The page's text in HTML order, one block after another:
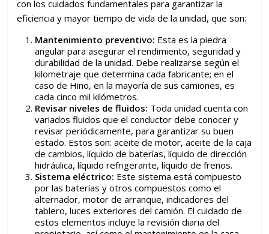
con los cuidados fundamentales para garantizar la
eficiencia y mayor tiempo de vida de la unidad, que son:
Mantenimiento preventivo: Esta es la piedra
angular para asegurar el rendimiento, seguridad y
durabilidad de la unidad. Debe realizarse según el
kilometraje que determina cada fabricante; en el
caso de Hino, en la mayoría de sus camiones, es
cada cinco mil kilómetros.
Revisar niveles de fluidos: Toda unidad cuenta con
variados fluidos que el conductor debe conocer y
revisar periódicamente, para garantizar su buen
estado. Estos son: aceite de motor, aceite de la caja
de cambios, líquido de baterías, líquido de dirección
hidráulica, líquido refrigerante, líquido de frenos.
Sistema eléctrico: Este sistema está compuesto
por las baterías y otros compuestos como el
alternador, motor de arranque, indicadores del
tablero, luces exteriores del camión. El cuidado de
estos elementos incluye la revisión diaria del